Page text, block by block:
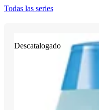
Todas las series
Descatalogado